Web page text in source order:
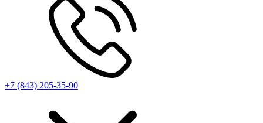
+7 (843) 205-35-90